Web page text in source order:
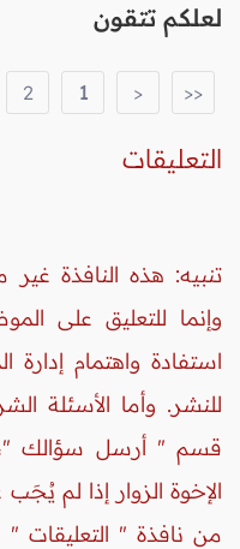
لعلكم تتقون
<<
<
1
2
التعليقات
تنبيه: هذه النافذة
وإنما للتعليق على
استفادة واهتمام
للنشر. وأما الأسئلة
قسم " أرسل سؤالك "،
الإخوة الزوار إذا لم
من نافذة "